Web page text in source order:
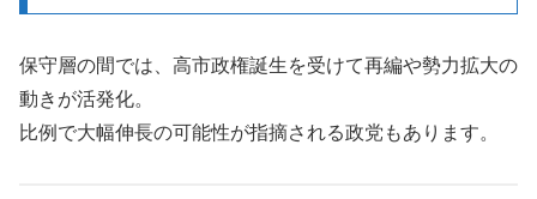
保守層の間では、高市政権誕生を受けて再編や勢力拡大の
動きが活発化。
比例で大幅伸長の可能性が指摘される政党もあります。